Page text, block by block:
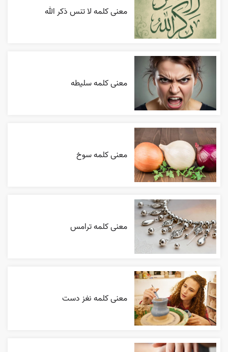
معنی کلمه لا تنس ذکر الله
معنی کلمه سلیطه
معنی کلمه سوخ
معنی کلمه ترامس
معنی کلمه نغز دست